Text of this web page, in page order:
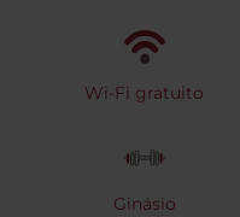
Wi-Fi gratuito
Ginásio